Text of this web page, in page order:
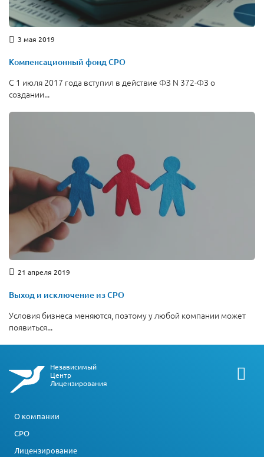
3 мая 2019
Компенсационный фонд СРО
С 1 июля 2017 года вступил в действие ФЗ N 372-ФЗ о
создании...
21 апреля 2019
Выход и исключение из СРО
Условия бизнеса меняются, поэтому у любой компании может
появиться...
Независимый
Центр
Лицензирования
О компании
СРО
Лицензирование